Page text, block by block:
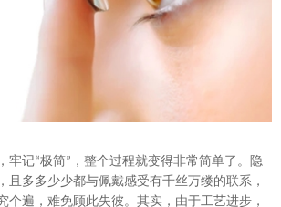
牢记“极简” ，整个过程就变得非常简单了。隐
且多多少少都与佩戴感受有千丝万缕的联系，
个遍，难免顾此失彼。其实，由于工艺进步，